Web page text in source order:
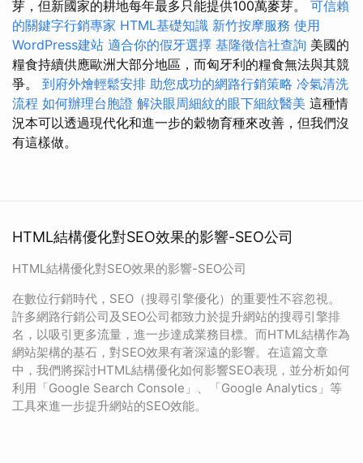
芽，但新國家的耕地每年最多只能提供100萬麥芽。 可信賴
的關鍵字行銷專家 HTML基礎知識 新竹按摩服務 使用
WordPress建站 適合你的假牙選擇 基隆徵信社查詢 美國的
糧食持續供應歐洲大部分地區，而匈牙利的糧食無法與其競
爭。 到府外燴輕鬆安排 助您成功的網路行銷策略 冷氣清洗
流程 如何辦理台胞證 解決眼周細紋的眼下細紋醫美 這種情
況本可以透過現代化和進一步的穀物育種來改善，但我們沒
有這樣做。
HTML結構優化對SEO效果的影響-SEO公司
HTML結構優化對SEO效果的影響-SEO公司
在數位行銷時代，SEO（搜尋引擎優化）的重要性不容忽視。
許多網路行銷公司及SEO公司都致力於提升網站的搜尋引擎排
名，以吸引更多流量，進一步達成業務目標。而HTML結構作為
網站架構的基石，對SEO效果有著深遠的影響。在這篇文章
中，我們將探討HTML結構優化如何影響SEO表現，並分析如何
利用「Google Search Console」、「Google Analytics」等
工具來進一步提升網站的SEO效能。